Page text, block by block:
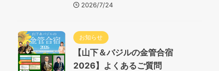
2026/7/24
お知らせ
【山下＆バジルの金管合宿
2026】よくあるご質問